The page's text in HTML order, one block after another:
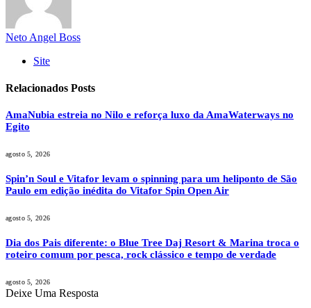
Neto Angel Boss
Site
Relacionados Posts
AmaNubia estreia no Nilo e reforça luxo da AmaWaterways no
Egito
agosto 5, 2026
Spin’n Soul e Vitafor levam o spinning para um heliponto de São
Paulo em edição inédita do Vitafor Spin Open Air
agosto 5, 2026
Dia dos Pais diferente: o Blue Tree Daj Resort & Marina troca o
roteiro comum por pesca, rock clássico e tempo de verdade
agosto 5, 2026
Deixe Uma Resposta